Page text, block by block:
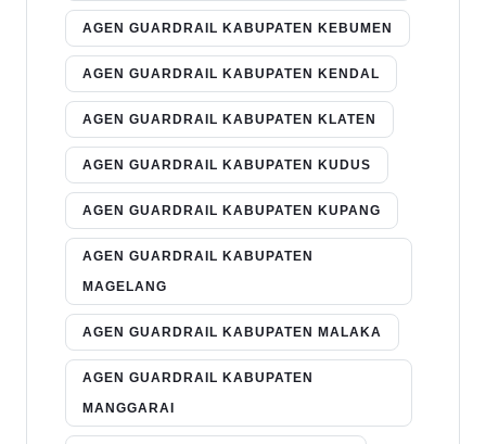
AGEN GUARDRAIL KABUPATEN KEBUMEN
AGEN GUARDRAIL KABUPATEN KENDAL
AGEN GUARDRAIL KABUPATEN KLATEN
AGEN GUARDRAIL KABUPATEN KUDUS
AGEN GUARDRAIL KABUPATEN KUPANG
AGEN GUARDRAIL KABUPATEN
MAGELANG
AGEN GUARDRAIL KABUPATEN MALAKA
AGEN GUARDRAIL KABUPATEN
MANGGARAI